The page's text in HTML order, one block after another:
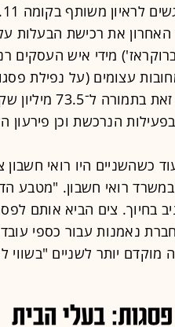
את רכישת הבעלות
מידי איש העסקים
עצומים (על נפילת
לגלגול הנוכחי - ראו
הנרכשת וכן פירעון
כשהשניים היו רואי חשבון
במשרד רואי חשבון. "מטבע
בחיוך. צים הביא אותם
נאמנות עבור כספי
מוקדם יותר לשניים "בשווי